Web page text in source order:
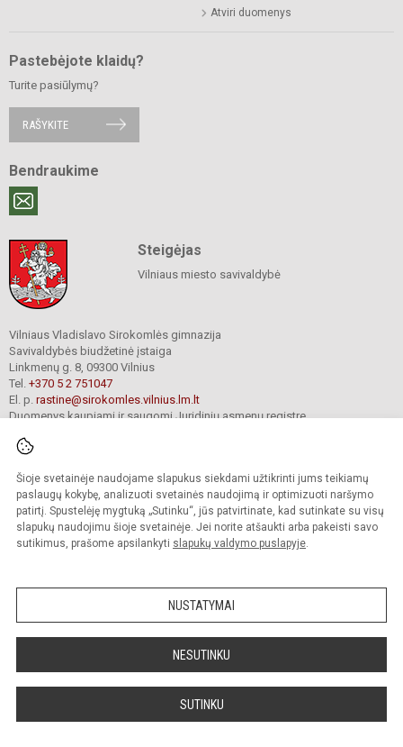
Šioje svetainėje naudojame slapukus siekdami užtikrinti jums teikiamų
paslaugų kokybę, analizuoti svetainės naudojimą ir optimizuoti naršymo
patirtį. Spustelėję mygtuką „Sutinku“, jūs patvirtinate, kad sutinkate su visų
slapukų naudojimu šioje svetainėje. Jei norite atšaukti arba pakeisti savo
sutikimus, prašome apsilankyti slapukų valdymo puslapyje.
NUSTATYMAI
NESUTINKU
SUTINKU
Atviri duomenys
Pastebėjote klaidų?
Turite pasiūlymų?
RAŠYKITE
Bendraukime
Steigėjas
Vilniaus miesto savivaldybė
Vilniaus Vladislavo Sirokomlės gimnazija
Savivaldybės biudžetinė įstaiga
Linkmenų g. 8, 09300 Vilnius
Tel. +370 5 2 751047
El. p. rastine@sirokomles.vilnius.lm.lt
Duomenys kaupiami ir saugomi Juridinių asmenų registre
© 2020. Vilniaus Vladislavo Sirokomlės gimnazija. Visos teisės saugomos.
Kopijuoti turinį be raštiško gimnazijos sutikimo griežtai draudžiama.
Versija neįgaliesiems Slapukų valdymas